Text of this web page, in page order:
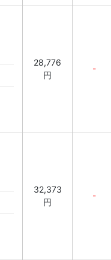
28,776
円
-
32,373
円
-